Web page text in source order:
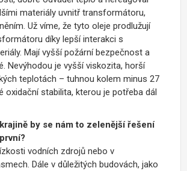
materiály uvnitř transformátoru,
Už víme, že tyto oleje prodlužují
díky lepší interakci s
Mají vyšší požární bezpečnost a
Nevýhodou je vyšší viskozita, horší
teplotách – tuhnou kolem minus 27
oxidační stabilita, kterou je potřeba dál
by se nám to zelenější řešení
vodních zdrojů nebo v
Dále v důležitých budovách, jako